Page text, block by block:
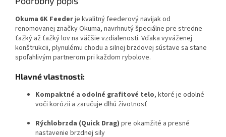
Okuma 6K Feederje kvalitný feederový navijak od
renomovanej značky Okuma, navrhnutý špeciálne pre stredne
ťažký až ťažký lov na väčšie vzdialenosti. Vďaka vyváženej
konštrukcii, plynulému chodu a silnej brzdovej sústave sa stane
spoľahlivým partnerom pri každom rybolove.
Hlavné vlastnosti:
Kompaktné a odolné grafitové telo, ktoré je odolné
voči korózii a zaručuje dlhú životnosť
Rýchlobrzda (Quick Drag) pre okamžité a presné
nastavenie brzdnej sily